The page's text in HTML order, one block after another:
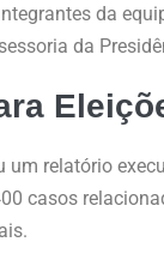
da
da
um relatório
casos